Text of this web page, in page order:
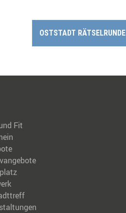
OSTSTADT RÄTSELRUNDE
Fit